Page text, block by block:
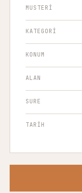
MUSTERI
KATEGORI
KONUM
ALAN
SURE
TARIH